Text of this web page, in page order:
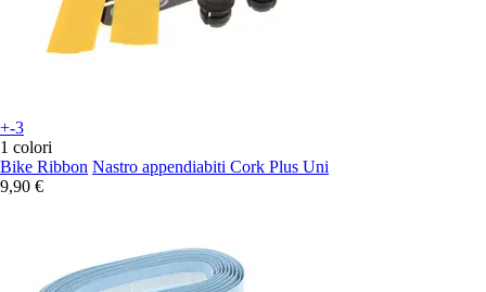
+-3
1 colori
Bike Ribbon Nastro appendiabiti Cork Plus Uni
9,90 €